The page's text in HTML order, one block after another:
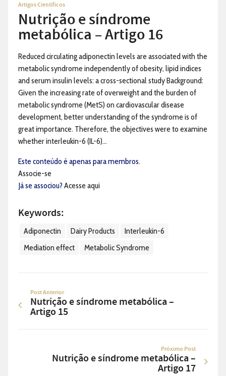
Artigos Científicos
Nutrição e síndrome
metabólica – Artigo 16
Reduced circulating adiponectin levels are associated with the
metabolic syndrome independently of obesity, lipid indices
and serum insulin levels: a cross-sectional study Background:
Given the increasing rate of overweight and the burden of
metabolic syndrome (MetS) on cardiovascular disease
development, better understanding of the syndrome is of
great importance. Therefore, the objectives were to examine
whether interleukin-6 (IL-6)...
Este conteúdo é apenas para membros.
Associe-se
Já se associou? Acesse aqui
Keywords:
Adiponectin Dairy Products
Interleukin-6
Mediation effect
Metabolic Syndrome
Post Anterior
Nutrição e síndrome metabólica –
Artigo 15
Próximo Post
Nutrição e síndrome metabólica –
Artigo 17